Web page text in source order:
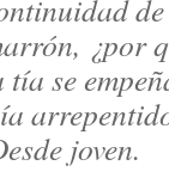
de
¿por
se
joven.